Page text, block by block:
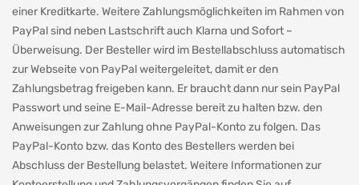
einer Kreditkarte. Weitere Zahlungsmöglichkeiten im Rahmen von
PayPal sind neben Lastschrift auch Klarna und Sofort –
Überweisung. Der Besteller wird im Bestellabschluss automatisch
zur Webseite von PayPal weitergeleitet, damit er den
Zahlungsbetrag freigeben kann. Er braucht dann nur sein PayPal
Passwort und seine E-Mail-Adresse bereit zu halten bzw. den
Anweisungen zur Zahlung ohne PayPal-Konto zu folgen. Das
PayPal-Konto bzw. das Konto des Bestellers werden bei
Abschluss der Bestellung belastet. Weitere Informationen zur